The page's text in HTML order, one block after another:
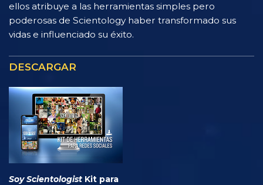
ellos atribuye a las herramientas simples pero
poderosas de Scientology haber transformado sus
vidas e influenciado su éxito.
DESCARGAR
Soy Scientologist Kit para